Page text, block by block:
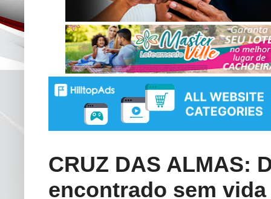
CRUZ DAS ALMAS:
encontrado sem vida